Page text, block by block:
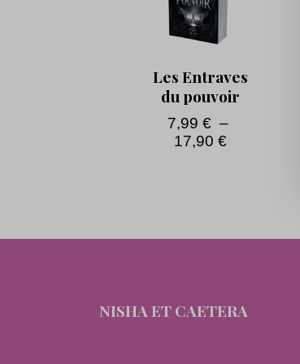
Les Entraves
du pouvoir
7,99€ –
17,90 €
NISHA ET CAETERA